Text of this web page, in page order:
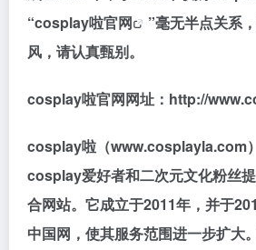
“cosplay啦官网
”毫无半点关系
风，请认真甄别。
cosplay啦官网网址：http://
cosplay啦（www.cosplayla.com
cosplay爱好者和二次元文化粉丝
合网站。它成立于2011年，并于
中国网，使其服务范围进一步扩大